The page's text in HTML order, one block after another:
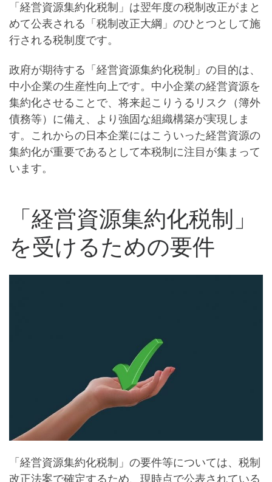
「経営資源集約化税制」は翌年度の税制改正がまと
めて公表される「税制改正大綱」のひとつとして施
行される税制度です。
政府が期待する「経営資源集約化税制」の目的は、
中小企業の生産性向上です。中小企業の経営資源を
集約化させることで、 将来起こりうるリスク（簿外
債務等）に備え、より強固な組織構築が実現 しま
す。これからの日本企業にはこういった経営資源の
集約化が重要であるとして本税制に注目が集まって
います。
「経営資源集約化税制」
を受けるための要件
「経営資源集約化税制」の要件等については、税制
改正法案で確定するため、現時点で公表されている